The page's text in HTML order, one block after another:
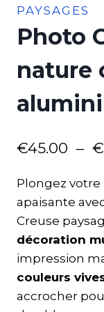
PAYSAGES
Photo
nature
€45.00 – €
Plongez
apaisante
Creuse
décoration
impression
couleurs
accrocher